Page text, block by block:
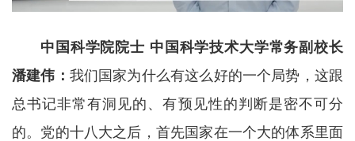
中国科学院院士 中国科学技术大学常务副校长
潘建伟： 我们国家为什么有这么好的一个局势，这跟
总书记非常有洞见的、有预见性的判断是密不可分
的。党的十八大之后，首先国家在一个大的体系里面